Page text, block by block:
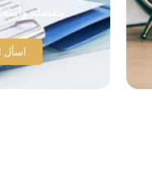
مفصلة
اسأل